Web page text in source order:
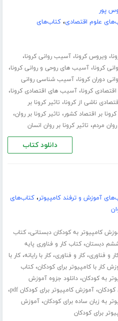
پور
علوم اقتصادی،کتاب‌های
، ویروس کرونا،آسیب روانی کرونا،
کرونا،آسیب های روحی و روانی کرونا،
دوران کرونا،آسیب شناسی روانی
کرونا،آسیب های اقتصادی کرونا،
ناشی از کرونا، تاثیر کرونا بر
کرونا بر اقتصاد کشور، تاثیر کرونا بر روان،
روان مردم، تاثیر کرونا بر روان انسان
دانلود کتاب
آموزش و ترفند کامپیوتر،کتاب‌های
کامپیوتر به کودکان دبستانی،کتاب
ششم دبستان،کتاب کار و فناوری پایه
و فناوری،کار و فناوری،کار با رایانه،کار با
کار با کامپیوتر برای کودکان،کتاب
به کودکان،دانلود جزوه آموزش
کودکان،آموزش کامپیوتر برای کودکان pdf ،
به زبان ساده برای کودکان،آموزش
برای کودکان